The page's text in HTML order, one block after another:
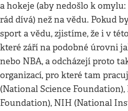
a hokeje (aby nedošlo k
rád dívá) než na vědu. Pokud
sport a vědu, zjistíme, že i v
které září na podobné úrovni
nebo NBA, a odcházejí proto
organizací, pro které tam
(National Science Foundation),
Foundation), NIH (National